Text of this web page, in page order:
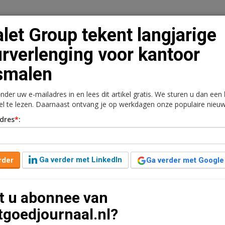
Vacaturebank
Kantoren Retail Logistiek Juridisch | Fiscaal
huurverlenging
heeft betrekking op circa 8.209 m²
II’ en 200 bijbehorende parkeerplaatsen.
Group tekent langjarige
voor kantoor
uw e-mailadres in en lees dit artikel gratis. We sturen u dan een
te lezen. Daarnaast ontvang je op werkdagen onze populaire
*:
Ga verder met LinkedIn Ga verder met Google
u abonnee van